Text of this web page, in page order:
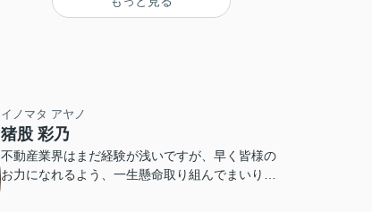
産売却・購入ができるように精一杯お手伝いさせ
イノマタ アヤノ
猪股 彩乃
不動産業界はまだ経験が浅いですが、早く皆様の
お力になれるよう、一生懸命取り組んでまいりま